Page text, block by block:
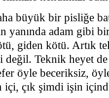
büyük bir pisliğe
yanında adam gibi
giden kötü. Artık
Teknik heyet de
öyle beceriksiz,
içi, çık şimdi işin